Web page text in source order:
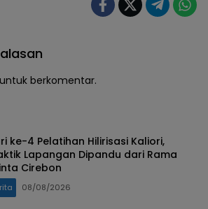
untuk berkomentar.
ke-4 Pelatihan Hilirisasi Kaliori,
Lapangan Dipandu dari Rama
Cirebon
08/08/2026